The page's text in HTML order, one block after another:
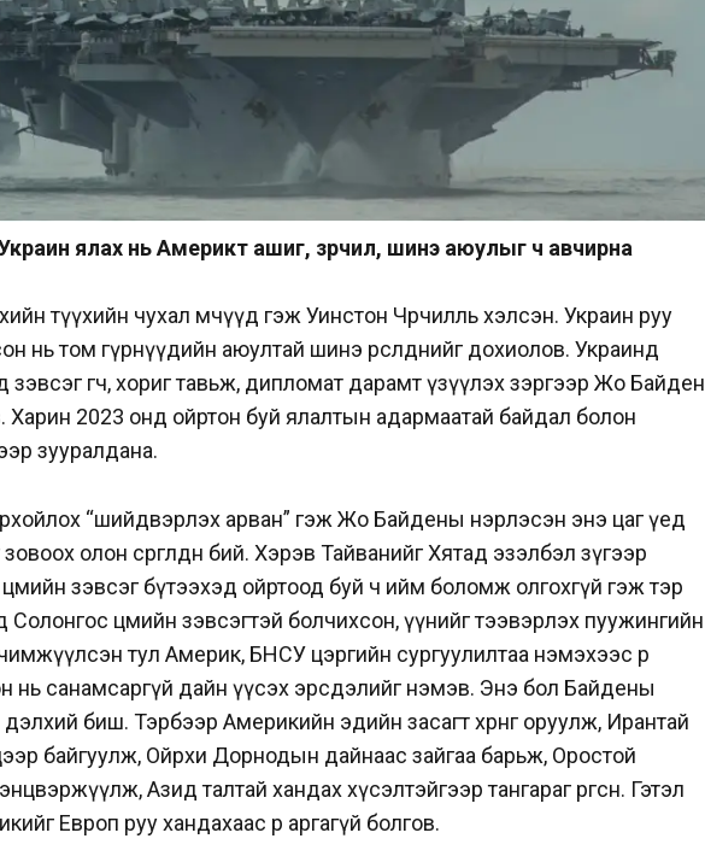
ялах нь Америкт ашиг, зөрчил, шинэ аюулыг ч авчирна
түүхийн чухал мөчүүд гэж Уинстон Чөрчилль хэлсэн. Украин руу
нь том гүрнүүдийн аюултай шинэ өрсөлдөөнийг дохиолов. Украинд
зэвсэг өгч, хориг тавьж, дипломат дарамт үзүүлэх зэргээр Жо Байден
Харин 2023 онд ойртон буй ялалтын адармаатай байдал болон
зууралдана.
“шийдвэрлэх арван” гэж Жо Байдены нэрлэсэн энэ цаг үед
олон сөргөлдөөн бий. Хэрэв Тайванийг Хятад эзэлбэл зүгээр
зэвсэг бүтээхэд ойртоод буй ч ийм боломж олгохгүй гэж тэр
цөмийн зэвсэгтэй болчихсон, үүнийг тээвэрлэх пуужингийн
тул Америк, БНСУ цэргийн сургуулилтаа нэмэхээс өөр
нь санамсаргүй дайн үүсэх эрсдэлийг нэмэв. Энэ бол Байдены
биш. Тэрбээр Америкийн эдийн засагт хөрөнгө оруулж, Ирантай
байгуулж, Ойрхи Дорнодын дайнаас зайгаа барьж, Оростой
Азид талтай хандах хүсэлтэйгээр тангараг өргөсөн. Гэтэл
Европ руу хандахаас өөр аргагүй болгов.